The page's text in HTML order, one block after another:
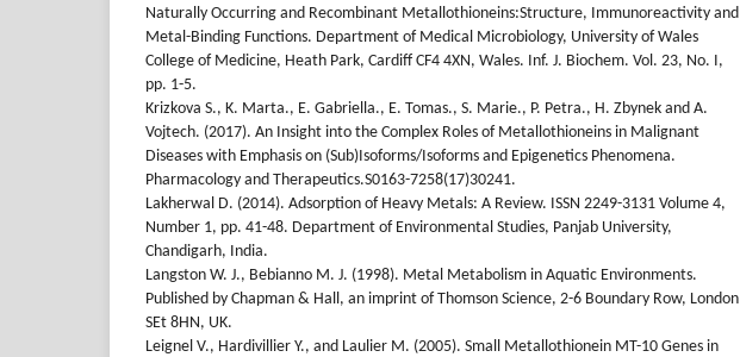
Naturally Occurring and Recombinant Metallothioneins:Structure, Immunoreactivity and
Metal-Binding Functions. Department of Medical Microbiology, University of Wales
College of Medicine, Heath Park, Cardiff CF4 4XN, Wales. Inf. J. Biochem. Vol. 23, No. I,
pp. 1-5.
Krizkova S., K. Marta., E. Gabriella., E. Tomas., S. Marie., P. Petra., H. Zbynek and A.
Vojtech. (2017). An Insight into the Complex Roles of Metallothioneins in Malignant
Diseases with Emphasis on (Sub)Isoforms/Isoforms and Epigenetics Phenomena.
Pharmacology and Therapeutics.S0163-7258(17)30241.
Lakherwal D. (2014). Adsorption of Heavy Metals: A Review. ISSN 2249-3131 Volume 4,
Number 1, pp. 41-48. Department of Environmental Studies, Panjab University,
Chandigarh, India.
Langston W. J., Bebianno M. J. (1998). Metal Metabolism in Aquatic Environments.
Published by Chapman & Hall, an imprint of Thomson Science, 2-6 Boundary Row, London
SEt 8HN, UK.
Leignel V., Hardivillier Y., and Laulier M. (2005). Small Metallothionein MT-10 Genes in